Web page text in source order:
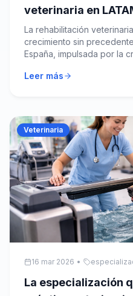
veterinaria en
La rehabilitación
crecimiento sin
España, impulsada por la
Leer más
Veterinaria
16 mar 2026 •
La especialización